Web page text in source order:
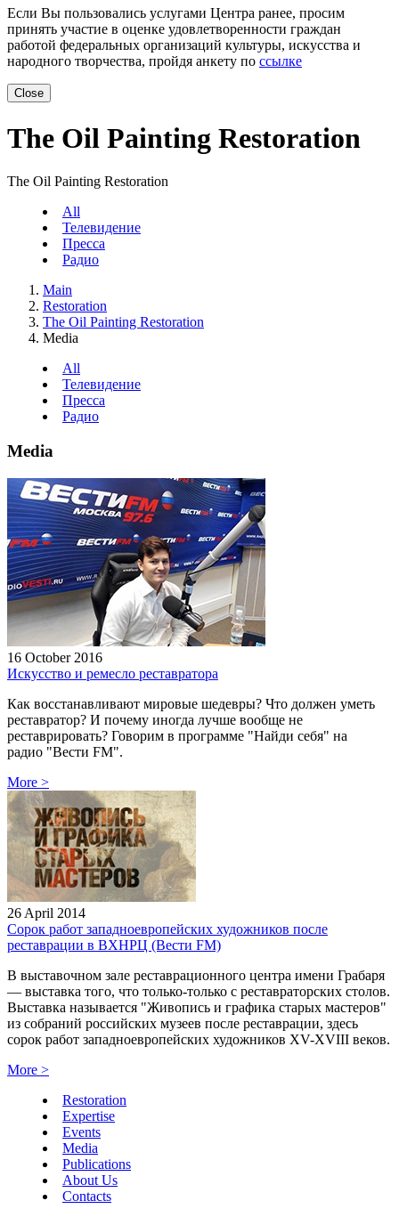
Если Вы пользовались услугами Центра ранее, просим
принять участие в оценке удовлетворенности граждан
работой федеральных организаций культуры, искусства и
народного творчества, пройдя анкету по ссылке
Close
The Oil Painting Restoration
The Oil Painting Restoration
All
Телевидение
Пресса
Радио
Main
Restoration
The Oil Painting Restoration
Media
All
Телевидение
Пресса
Радио
Media
16 October 2016
Искусство и ремесло реставратора
Как восстанавливают мировые шедевры? Что должен уметь
реставратор? И почему иногда лучше вообще не
реставрировать? Говорим в программе "Найди себя" на
радио "Вести FM".
More >
26 April 2014
Сорок работ западноевропейских художников после
реставрации в ВХНРЦ (Вести FM)
В выставочном зале реставрационного центра имени Грабаря
— выставка того, что только-только с реставраторских столов.
Выставка называется "Живопись и графика старых мастеров"
из собраний российских музеев после реставрации, здесь
сорок работ западноевропейских художников XV-XVIII веков.
More >
Restoration
Expertise
Events
Media
Publications
About Us
Contacts